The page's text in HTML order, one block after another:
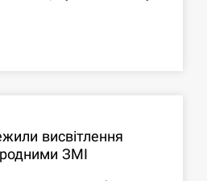
российскую
висвітлення
ЗМІ